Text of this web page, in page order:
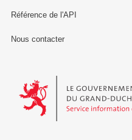
Référence de l'API
Nous contacter
Le Gouvernement du Grand-